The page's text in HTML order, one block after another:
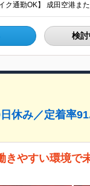
検
休み／定着率
やすい環境で